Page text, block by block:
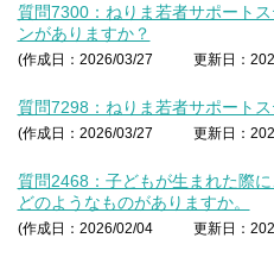
質問7300：ねりま若者サポート
ンがありますか？
(作成日：2026/03/27 更新日：
質問7298：ねりま若者サポート
(作成日：2026/03/27 更新日：
質問2468：子どもが生まれた際
どのようなものがありますか。
(作成日：2026/02/04 更新日：